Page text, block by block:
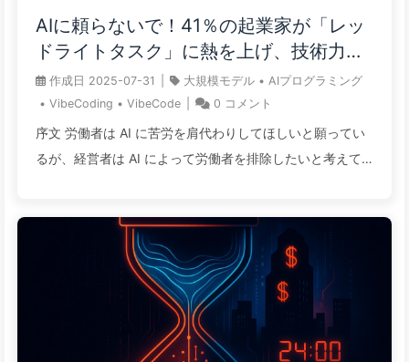
で計算されるのか？探る 【わかりやすい解説】7B、70B、
175B？AIモデルのパラメータは一体何を意味するのか？企
業はどのように大規模モデルを選ぶべきか？ tokens are
getting more expensive トークンの真のコストが急上昇中
「言語モデルのコストが10倍に下がる」という ...
AIに頼らないで！41％の起業家が「レッ
ドライトタスク」に熱を上げ、技術力が
不足していると従業員がさらに苦しむ—
ゆっくり学ぶAI163
作成日 2025-07-31 大規模モデル • AIプログラミング
• VibeCoding • VibeCode 0 コメント
序文 労働者は AI に苦労を肩代わりしてほしいと願ってい
るが、経営者は AI によって労働者を排除したいと考えて
が自分のやりたくない仕事を果たし、経営者が自分が余剰
であると感じること。 やむを得ないことに、多くの起業家
は働く人々ではなく、経営者についての調査を行ってい
る。 AI 技術が進むにつれ、誰も口に出したがらない冷酷
な管理の真実が隠されやすくなる。 従業員は協働を妄想